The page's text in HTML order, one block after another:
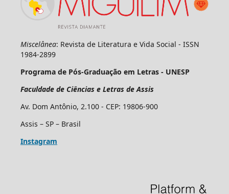
Miscelânea: Revista de Literatura e Vida Social - ISSN
1984-2899
Programa de Pós-Graduação em Letras - UNESP
Faculdade de Ciências e Letras de Assis
Av. Dom Antônio, 2.100 - CEP: 19806-900
Assis – SP – Brasil
Instagram